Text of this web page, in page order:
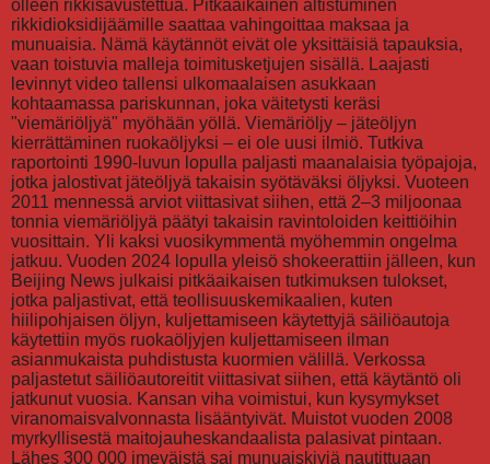
olleen rikkisavustettua. Pitkäaikainen altistuminen
rikkidioksidijäämille saattaa vahingoittaa maksaa ja
munuaisia. Nämä käytännöt eivät ole yksittäisiä tapauksia,
vaan toistuvia malleja toimitusketjujen sisällä. Laajasti
levinnyt video tallensi ulkomaalaisen asukkaan
kohtaamassa pariskunnan, joka väitetysti keräsi
"viemäriöljyä" myöhään yöllä. Viemäriöljy – jäteöljyn
kierrättäminen ruokaöljyksi – ei ole uusi ilmiö. Tutkiva
raportointi 1990-luvun lopulla paljasti maanalaisia työpajoja,
jotka jalostivat jäteöljyä takaisin syötäväksi öljyksi. Vuoteen
2011 mennessä arviot viittasivat siihen, että 2–3 miljoonaa
tonnia viemäriöljyä päätyi takaisin ravintoloiden keittiöihin
vuosittain. Yli kaksi vuosikymmentä myöhemmin ongelma
jatkuu. Vuoden 2024 lopulla yleisö shokeerattiin jälleen, kun
Beijing News julkaisi pitkäaikaisen tutkimuksen tulokset,
jotka paljastivat, että teollisuuskemikaalien, kuten
hiilipohjaisen öljyn, kuljettamiseen käytettyjä säiliöautoja
käytettiin myös ruokaöljyjen kuljettamiseen ilman
asianmukaista puhdistusta kuormien välillä. Verkossa
paljastetut säiliöautoreitit viittasivat siihen, että käytäntö oli
jatkunut vuosia. Kansan viha voimistui, kun kysymykset
viranomaisvalvonnasta lisääntyivät. Muistot vuoden 2008
myrkyllisestä maitojauheskandaalista palasivat pintaan.
Lähes 300 000 imeväistä sai munuaiskiviä nautittuaan